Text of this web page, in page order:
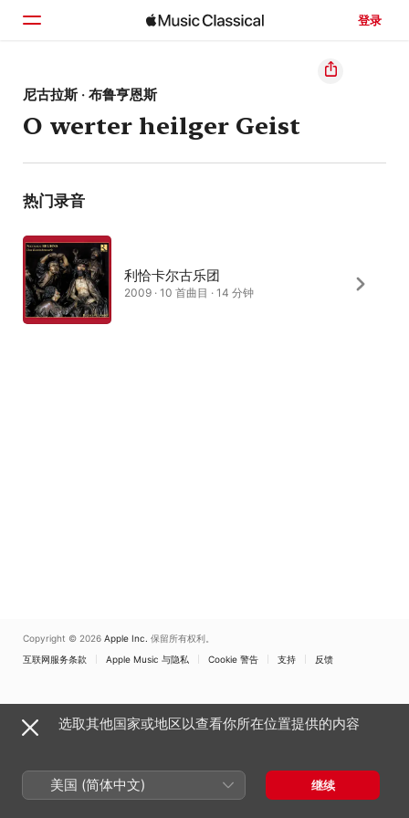
登录
主页
浏览
搜索
尼古拉斯 · 布鲁亨恩斯
O werter heilger Geist
热门录音
利恰卡尔古乐团
2009 · 10 首曲目 · 14 分钟
Copyright © 2026 Apple Inc. 保留所有权利。
互联网服务条款
Apple Music 与隐私 Cookie 警告 支持 反馈
选取其他国家或地区以查看你所在位置提供的内容
美国 (简体中文) 继续